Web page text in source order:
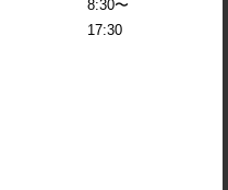
8:30〜
17:30